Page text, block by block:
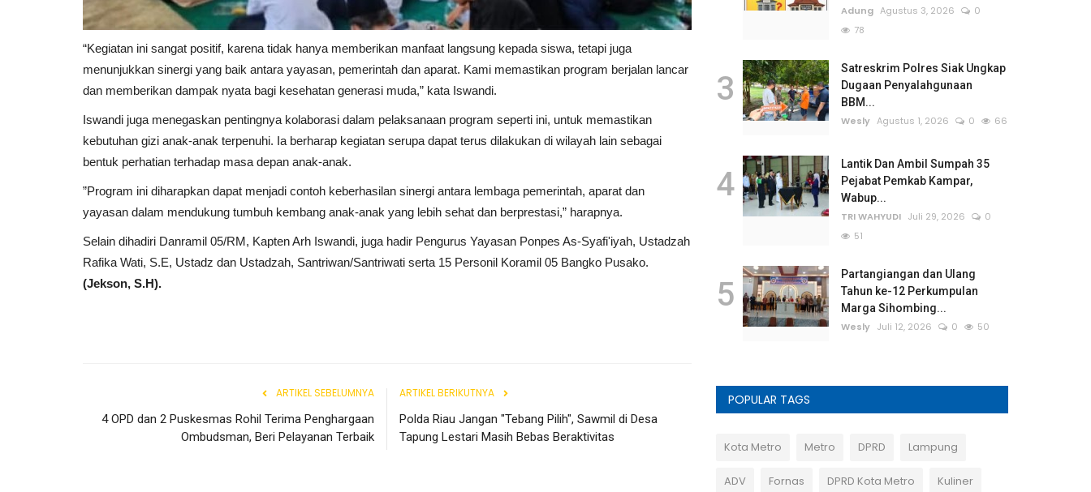
“Kegiatan ini sangat positif, karena tidak hanya memberikan manfaat langsung kepada siswa, tetapi juga
menunjukkan sinergi yang baik antara yayasan, pemerintah dan aparat. Kami memastikan program berjalan lancar
dan memberikan dampak nyata bagi kesehatan generasi muda,” kata Iswandi.
Iswandi juga menegaskan pentingnya kolaborasi dalam pelaksanaan program seperti ini, untuk memastikan
kebutuhan gizi anak-anak terpenuhi. Ia berharap kegiatan serupa dapat terus dilakukan di wilayah lain sebagai
bentuk perhatian terhadap masa depan anak-anak.
”Program ini diharapkan dapat menjadi contoh keberhasilan sinergi antara lembaga pemerintah, aparat dan
yayasan dalam mendukung tumbuh kembang anak-anak yang lebih sehat dan berprestasi,” harapnya.
Selain dihadiri Danramil 05/RM, Kapten Arh Iswandi, juga hadir Pengurus Yayasan Ponpes As-Syafi'iyah, Ustadzah
Rafika Wati, S.E, Ustadz dan Ustadzah, Santriwan/Santriwati serta 15 Personil Koramil 05 Bangko Pusako.
(Jekson, S.H).
ARTIKEL SEBELUMNYA
4 OPD dan 2 Puskesmas Rohil Terima Penghargaan
Ombudsman, Beri Pelayanan Terbaik
ARTIKEL BERIKUTNYA
Polda Riau Jangan "Tebang Pilih", Sawmil di Desa
Tapung Lestari Masih Bebas Beraktivitas
Adung Agustus 3, 2026
0
78
3
Satreskrim Polres Siak Ungkap
Dugaan Penyalahgunaan
BBM...
Wesly Agustus 1, 2026 0 66
4
Lantik Dan Ambil Sumpah 35
Pejabat Pemkab Kampar,
Wabup...
TRI WAHYUDI Juli 29, 2026
0
51
5
Partangiangan dan Ulang
Tahun ke-12 Perkumpulan
Marga Sihombing...
Wesly Juli 12, 2026 0 50
POPULAR TAGS
Kota Metro Metro DPRD Lampung
ADV Fornas DPRD Kota Metro Kuliner